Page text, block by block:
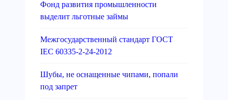
Фонд развития промышленности
выделит льготные займы
Межгосударственный стандарт ГОСТ
IEC 60335-2-24-2012
Шубы, не оснащенные чипами, попали
под запрет